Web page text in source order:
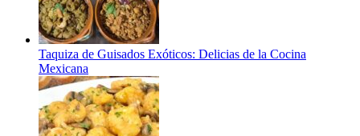
Taquiza de Guisados Exóticos: Delicias de la Cocina
Mexicana